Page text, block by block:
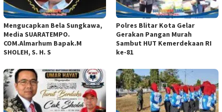
Mengucapkan Bela Sungkawa,
Media SUARATEMPO.
COM.Almarhum Bapak.M
SHOLEH, S. H. S
Polres Blitar Kota Gelar
Gerakan Pangan Murah
Sambut HUT Kemerdekaan RI
ke-81